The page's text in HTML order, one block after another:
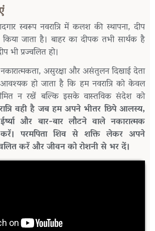
स्वरूप नवरात्रि में कलश की स्थापना, दीप
जाता है। बाहर का दीपक तभी सार्थक है
भी प्रज्वलित हो।
असुरक्षा और असंतुलन दिखाई देता
हो जाता है कि हम नवरात्रि को केवल
न रखें बल्कि इसके वास्तविक संदेश को
वही है जब हम अपने भीतर छिपे आलस्य,
और बार-बार लौटने वाले नकारात्मक
करें। परमपिता शिव से शक्ति लेकर अपने
करें और जीवन को रोशनी से भर दें।